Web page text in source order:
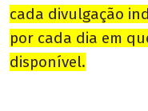
cada divulgação
por cada dia em
disponível.